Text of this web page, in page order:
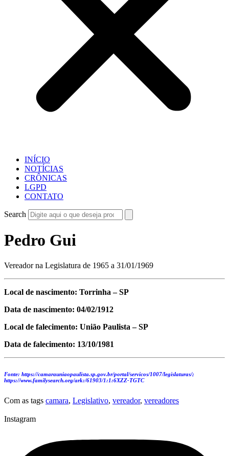
INÍCIO
NOTÍCIAS
CRÔNICAS
LGPD
CONTATO
Search
Pedro Gui
Vereador na Legislatura de 1965 a 31/01/1969
Local de nascimento: Torrinha – SP
Data de nascimento: 04/02/1912
Local de falecimento: União Paulista – SP
Data de falecimento: 13/10/1981
Fonte: https://camarauniaopaulista.sp.gov.br/portal/servicos/1007/legislaturas/;
https://www.familysearch.org/ark:/61903/1:1:6XZZ-TGTC
Com as tags camara, Legislativo, vereador, vereadores
Instagram